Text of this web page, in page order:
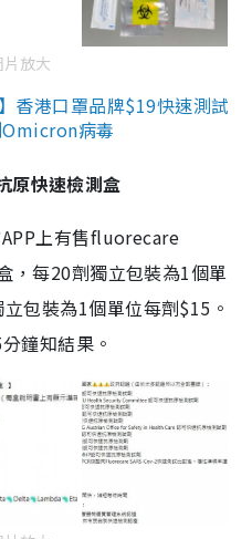
放大
香港口罩品牌$19快速測試
病毒
快速檢測盒
上有售fluorecare
，每20劑獨立包裝為1個單
包裝為1個單位每劑$15。
鐘知結果。